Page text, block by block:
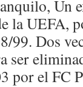
Un
la UEFA,
99. Dos
ser
por el FC